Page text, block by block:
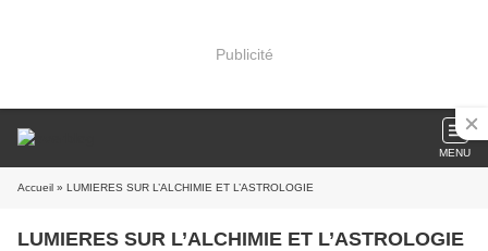
Publicité
MENU
Accueil » LUMIERES SUR L’ALCHIMIE ET L’ASTROLOGIE
LUMIERES SUR L’ALCHIMIE ET L’ASTROLOGIE